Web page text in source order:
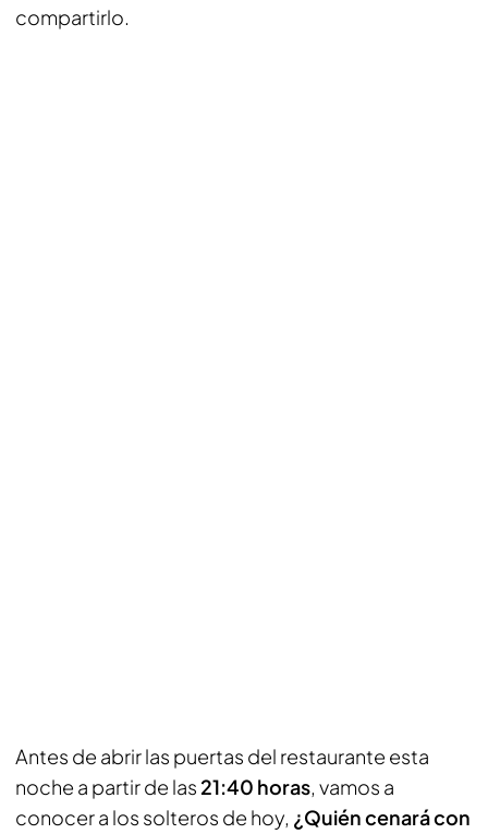
compartirlo.
Antes de abrir las puertas del restaurante esta
noche a partir de las 21:40 horas, vamos a
conocer a los solteros de hoy, ¿Quién cenará con